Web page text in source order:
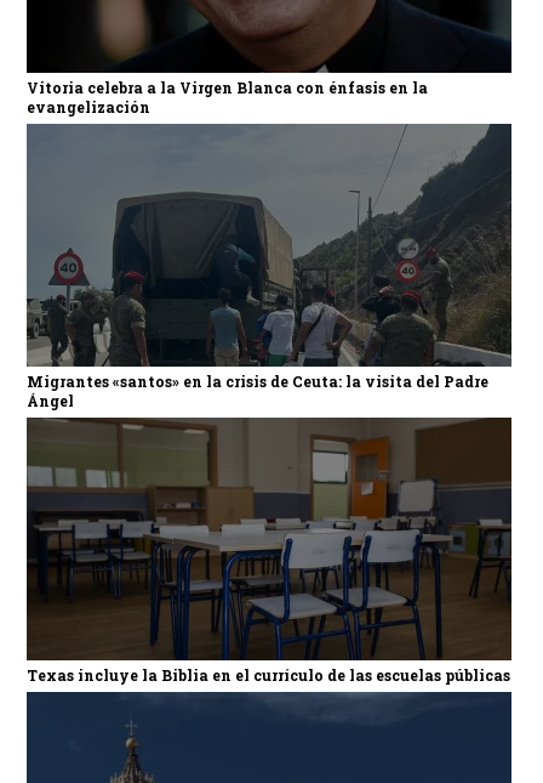
Vitoria celebra a la Virgen Blanca con énfasis en la
evangelización
Migrantes «santos» en la crisis de Ceuta: la visita del Padre
Ángel
Texas incluye la Biblia en el currículo de las escuelas públicas